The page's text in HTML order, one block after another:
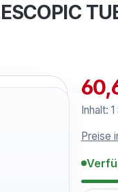
Inhalt:
Preise